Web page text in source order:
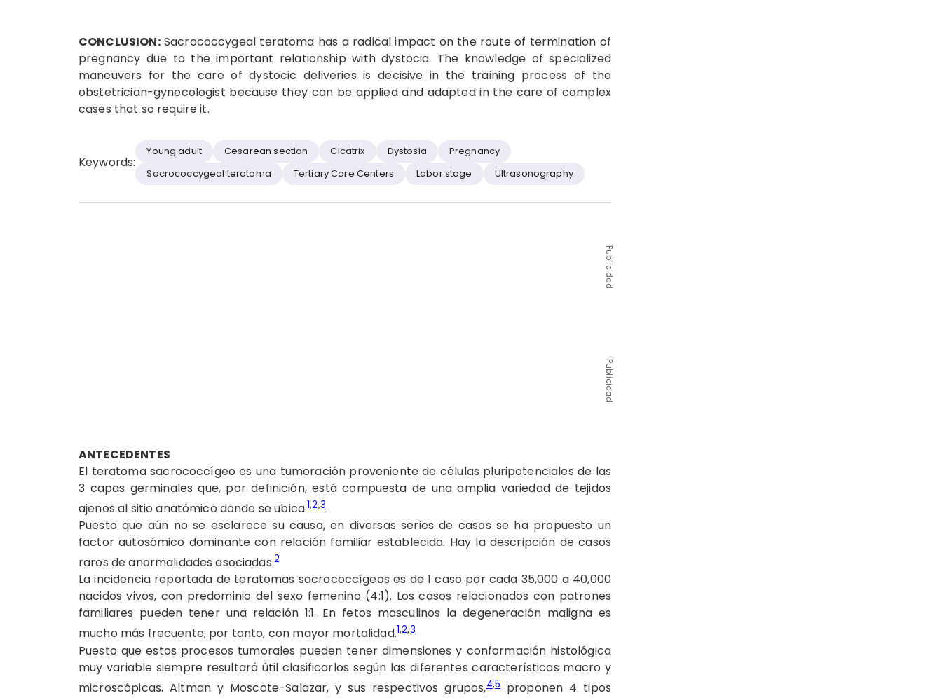
CONCLUSION:Sacrococcygeal teratoma has a radical impact on the route of termination of
pregnancy due to the important relationship with dystocia. The knowledge of specialized
maneuvers for the care of dystocic deliveries is decisive in the training process of the
obstetrician-gynecologist because they can be applied and adapted in the care of complex
cases that so require it.
Keywords:
Young adult Cesarean section Cicatrix Dystosia
Pregnancy
Sacrococcygeal teratoma
Tertiary Care Centers Labor stage Ultrasonography
Publicidad
Publicidad
ANTECEDENTES
El teratoma sacrococcígeo es una tumoración proveniente de células pluripotenciales de las
3 capas germinales que, por definición, está compuesta de una amplia variedad de tejidos
ajenos al sitio anatómico donde se ubica.1,2,3
Puesto que aún no se esclarece su causa, en diversas series de casos se ha propuesto un
factor autosómico dominante con relación familiar establecida. Hay la descripción de casos
raros de anormalidades asociadas.2
La incidencia reportada de teratomas sacrococcígeos es de 1 caso por cada 35,000 a 40,000
nacidos vivos, con predominio del sexo femenino (4:1). Los casos relacionados con patrones
familiares pueden tener una relación 1:1. En fetos masculinos la degeneración maligna es
mucho más frecuente; por tanto, con mayor mortalidad.1,2,3
Puesto que estos procesos tumorales pueden tener dimensiones y conformación histológica
muy variable siempre resultará útil clasificarlos según las diferentes características macro y
microscópicas. Altman y Moscote-Salazar, y sus respectivos grupos,4,5 proponen 4 tipos